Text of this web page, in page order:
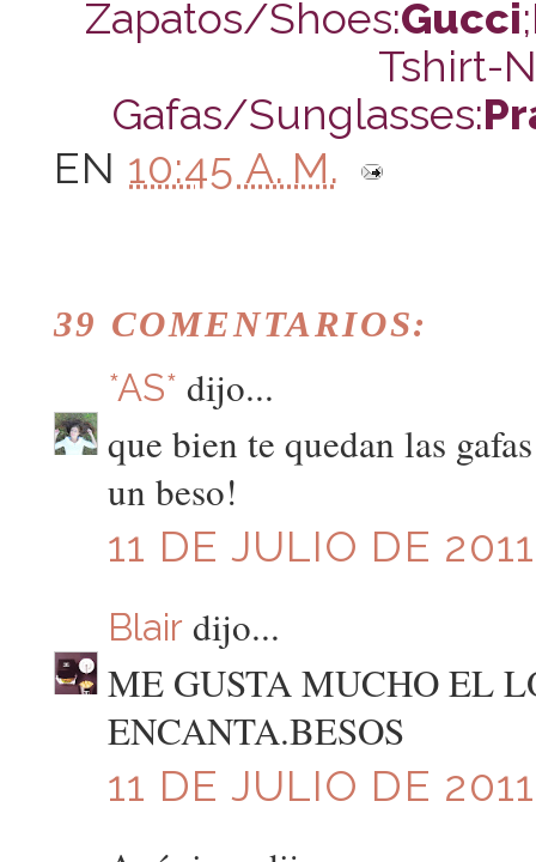
Zapatos/Shoes:Gucci
Tshirt-
Gafas/Sunglasses:
EN 10:45 A. M.
39 COMENTARIOS:
*AS* dijo...
que bien te quedan las
un beso!
11 DE JULIO DE
Blair dijo...
ME GUSTA MUCHO EL
ENCANTA.BESOS
11 DE JULIO DE